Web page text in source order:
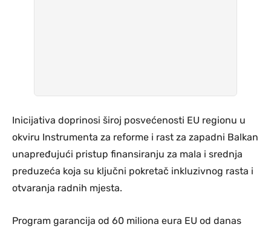
Inicijativa doprinosi široj posvećenosti EU regionu u
okviru Instrumenta za reforme i rast za zapadni Balkan
unapređujući pristup finansiranju za mala i srednja
preduzeća koja su ključni pokretač inkluzivnog rasta i
otvaranja radnih mjesta.
Program garancija od 60 miliona eura EU od danas